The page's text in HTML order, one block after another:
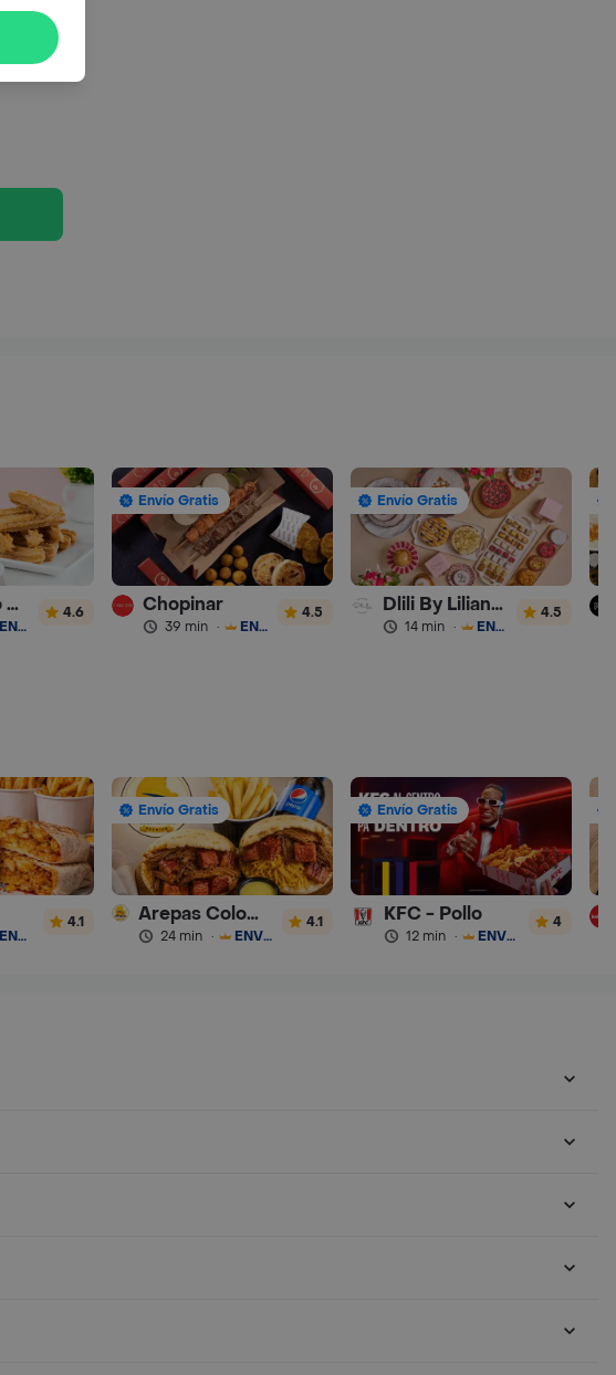
Churros To Go
ENVÍO GRATIS
4.6
Envío Gratis
Chopinar
39 min · ENVÍO GRATIS
4.5
Envío Gratis
Dlili By Liliana Arango
14 min · ENVÍO GRATIS
4.5
ENVÍO GRATIS
4.1
Envío Gratis
Arepas Colombianas Premium
24 min · ENVÍO GRATIS
4.1
Envío Gratis
KFC - Pollo
12 min · ENVÍO GRATIS
4